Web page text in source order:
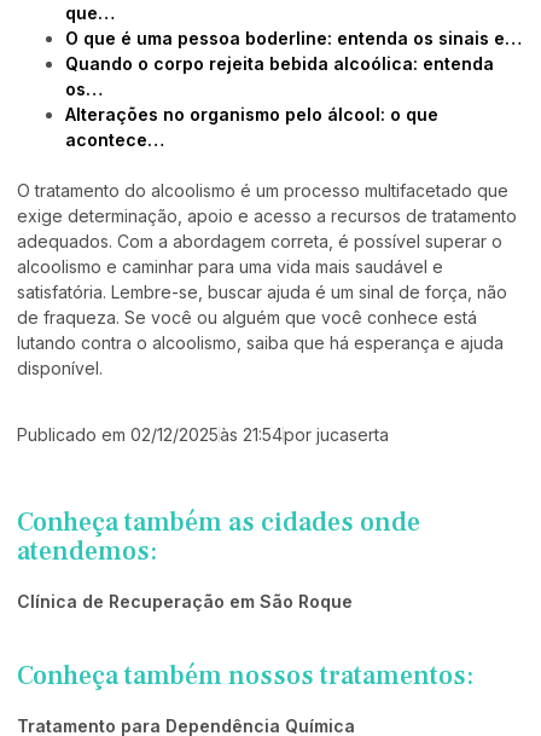
que…
O que é uma pessoa boderline: entenda os sinais e…
Quando o corpo rejeita bebida alcoólica: entenda
os…
Alterações no organismo pelo álcool: o que
acontece…
O tratamento do alcoolismo é um processo multifacetado que
exige determinação, apoio e acesso a recursos de tratamento
adequados. Com a abordagem correta, é possível superar o
alcoolismo e caminhar para uma vida mais saudável e
satisfatória. Lembre-se, buscar ajuda é um sinal de força, não
de fraqueza. Se você ou alguém que você conhece está
lutando contra o alcoolismo, saiba que há esperança e ajuda
disponível.
Publicado em 02/12/2025às 21:54por jucaserta
Conheça também as cidades onde
atendemos:
Clínica de Recuperação em São Roque
Conheça também nossos tratamentos:
Tratamento para Dependência Química